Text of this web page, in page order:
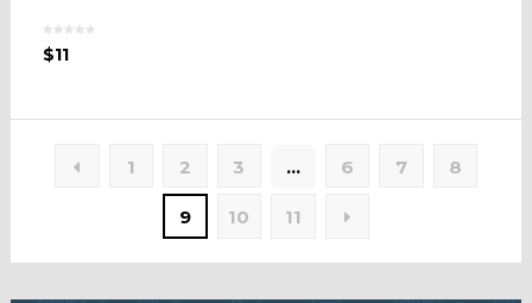
$11
1 2 3 … 6 7 8
9 10 11